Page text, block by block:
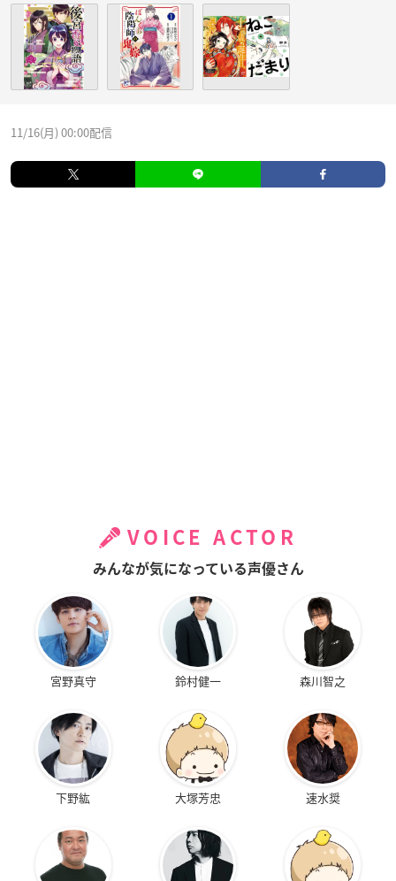
11/16(月) 00:00配信
VOICE ACTOR
みんなが気になっている声優さん
宮野真守 鈴村健一 森川智之
下野紘 大塚芳忠 速水奨